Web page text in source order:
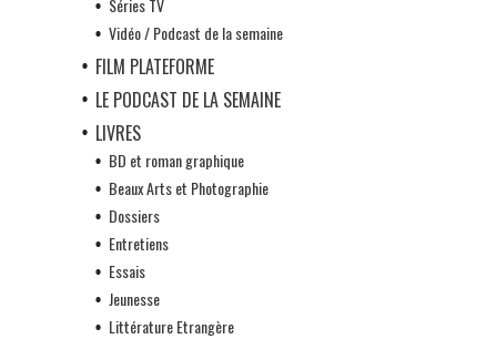
Séries TV
Vidéo / Podcast de la semaine
FILM PLATEFORME
LE PODCAST DE LA SEMAINE
LIVRES
BD et roman graphique
Beaux Arts et Photographie
Dossiers
Entretiens
Essais
Jeunesse
Littérature Etrangère